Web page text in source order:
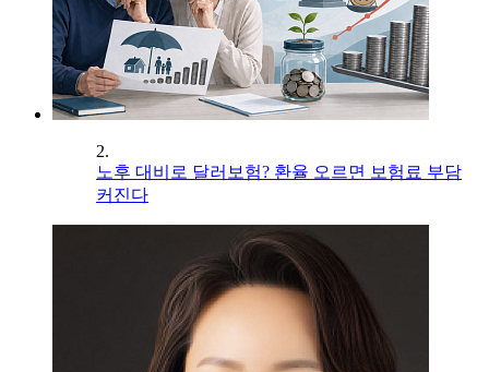
2.
노후 대비로 달러보험? 환율 오르면 보험료 부담
커진다